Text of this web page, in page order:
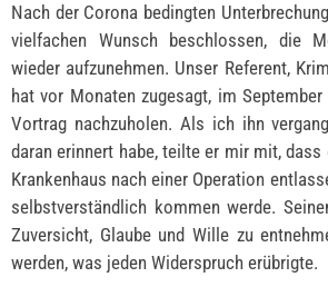
Nach der Corona bedingten
vielfachen Wunsch beschlossen, die
wieder aufzunehmen. Unser Referent,
hat vor Monaten zugesagt, im
Vortrag nachzuholen. Als ich ihn
daran erinnert habe, teilte er mir mit, dass
Krankenhaus nach einer Operation
selbstverständlich kommen werde.
Zuversicht, Glaube und Wille zu
werden, was jeden Widerspruch erübrigte.